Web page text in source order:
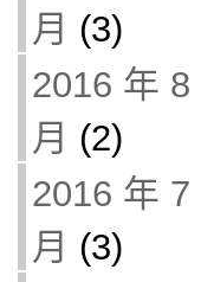
月 (3)
2016 年 8
月 (2)
2016 年 7
月 (3)